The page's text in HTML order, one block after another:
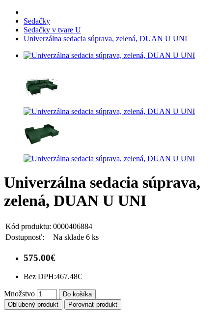
Sedačky
Sedačky v tvare U
Univerzálna sedacia súprava, zelená, DUAN U UNI
Univerzálna sedacia súprava,
zelená, DUAN U UNI
Kód produktu: 0000406884
Dostupnosť:
Na sklade 6 ks
575.00€
Bez DPH:467.48€
Množstvo
Do košíka
Obľúbený produkt
Porovnať produkt